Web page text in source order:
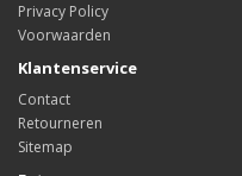
Privacy Policy
Voorwaarden
Klantenservice
Contact
Retourneren
Sitemap